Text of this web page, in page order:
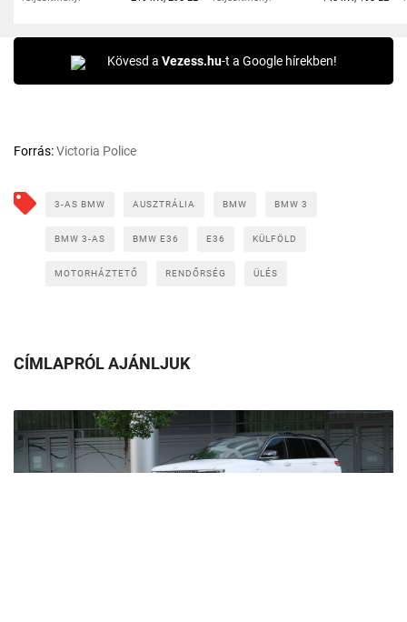
Kövesd a Vezess.hu-t a Google hírekben!
Forrás:Victoria Police
3-AS BMW AUSZTRÁLIA BMW BMW 3
BMW 3-AS BMW E36 E36 KÜLFÖLD
MOTORHÁZTETŐ RENDŐRSÉG ÜLÉS
CÍMLAPRÓL AJÁNLJUK